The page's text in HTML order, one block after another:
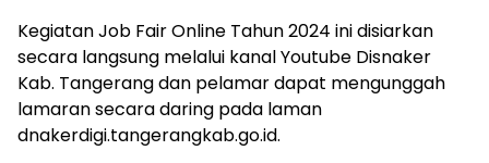
Kegiatan Job Fair Online Tahun 2024 ini disiarkan
secara langsung melalui kanal Youtube Disnaker
Kab. Tangerang dan pelamar dapat mengunggah
lamaran secara daring pada laman
dnakerdigi.tangerangkab.go.id.